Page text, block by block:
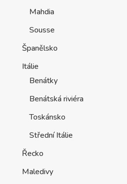
Mahdia
Sousse
Španělsko
Itálie
Benátky
Benátská riviéra
Toskánsko
Střední Itálie
Řecko
Maledivy